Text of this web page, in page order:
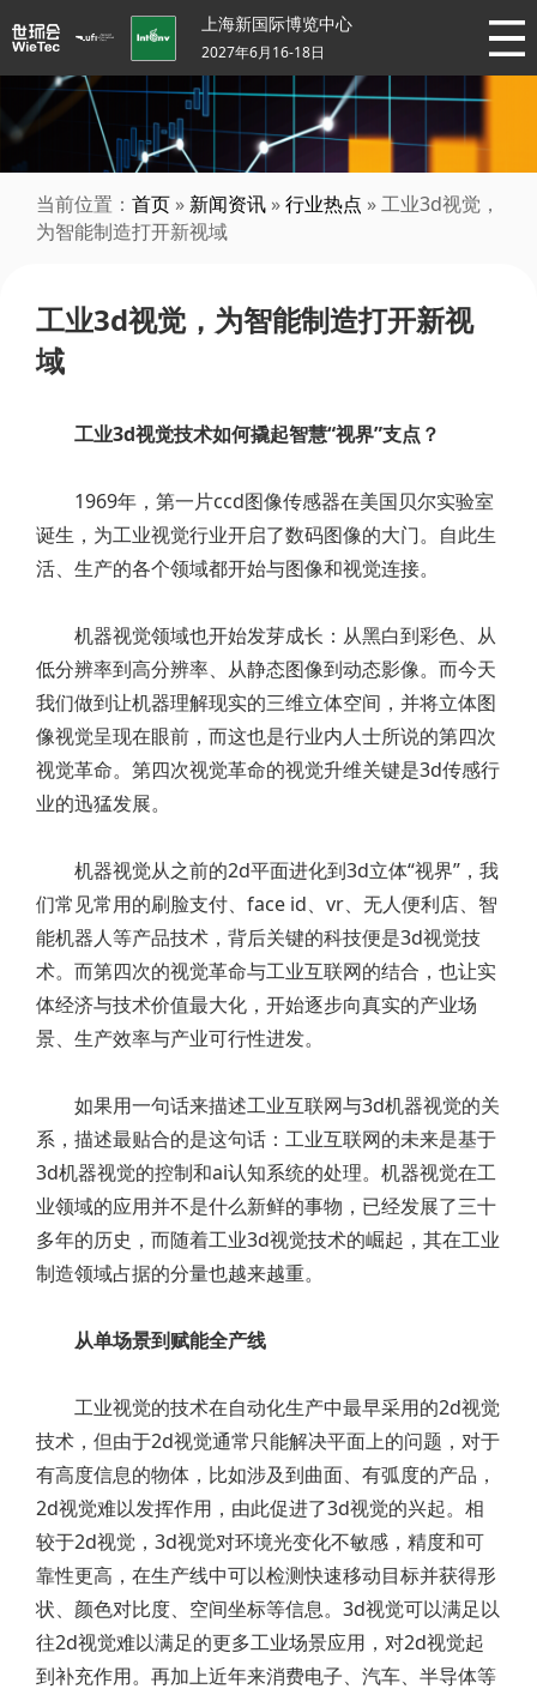
上海新国际博览中心
2027年6月16-18日
当前位置： 首页 » 新闻资讯 »行业热点 » 工业3d视觉，
为智能制造打开新视域
工业3d视觉，为智能制造打开新视
域
工业3d视觉技术如何撬起智慧“视界”支点？
1969年，第一片ccd图像传感器在美国贝尔实验室
诞生，为工业视觉行业开启了数码图像的大门。自此生
活、生产的各个领域都开始与图像和视觉连接。
机器视觉领域也开始发芽成长：从黑白到彩色、从
低分辨率到高分辨率、从静态图像到动态影像。而今天
我们做到让机器理解现实的三维立体空间，并将立体图
像视觉呈现在眼前，而这也是行业内人士所说的第四次
视觉革命。第四次视觉革命的视觉升维关键是3d传感行
业的迅猛发展。
机器视觉从之前的2d平面进化到3d立体“视界”，我
们常见常用的刷脸支付、face id、vr、无人便利店、智
能机器人等产品技术，背后关键的科技便是3d视觉技
术。而第四次的视觉革命与工业互联网的结合，也让实
体经济与技术价值最大化，开始逐步向真实的产业场
景、生产效率与产业可行性进发。
如果用一句话来描述工业互联网与3d机器视觉的关
系，描述最贴合的是这句话：工业互联网的未来是基于
3d机器视觉的控制和ai认知系统的处理。机器视觉在工
业领域的应用并不是什么新鲜的事物，已经发展了三十
多年的历史，而随着工业3d视觉技术的崛起，其在工业
制造领域占据的分量也越来越重。
从单场景到赋能全产线
工业视觉的技术在自动化生产中最早采用的2d视觉
技术，但由于2d视觉通常只能解决平面上的问题，对于
有高度信息的物体，比如涉及到曲面、有弧度的产品，
2d视觉难以发挥作用，由此促进了3d视觉的兴起。相
较于2d视觉，3d视觉对环境光变化不敏感，精度和可
靠性更高，在生产线中可以检测快速移动目标并获得形
状、颜色对比度、空间坐标等信息。3d视觉可以满足以
往2d视觉难以满足的更多工业场景应用，对2d视觉起
到补充作用。再加上近年来消费电子、汽车、半导体等